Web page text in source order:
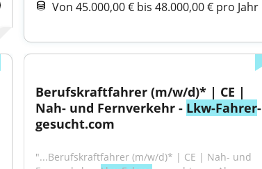
Von 45.000,00 € bis 48.000,00 € pro Jahr
Berufskraftfahrer (m/w/d)* | CE |
Nah- und Fernverkehr - Lkw-Fahrer-
gesucht.com
"...Berufskraftfahrer (m/w/d)* | CE | Nah- und